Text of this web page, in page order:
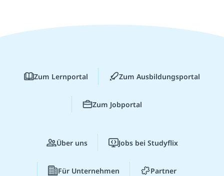
Zum Lernportal Zum Ausbildungsportal
Zum Jobportal
Über uns Jobs bei Studyflix
Für Unternehmen Partner